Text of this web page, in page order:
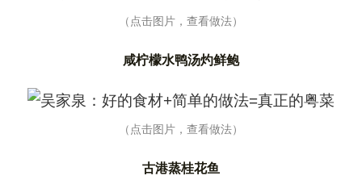
（点击图片，查看做法）
咸柠檬水鸭汤灼鲜鲍
（点击图片，查看做法）
古港蒸桂花鱼